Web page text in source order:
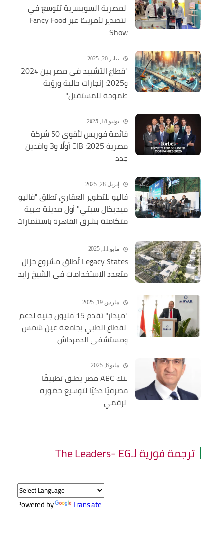
المصرية السويسرية تتوسع في
التصدير لأمريكا عبر Fancy Food
Show
يناير 20, 2025
"قطاع التشييد في مصر بين 2024
و2025: إنجازات حالية ورؤية
طموحة للمستقبل"
يونيو 18, 2025
قائمة فوربس لأقوى 50 شركة
مصرية 2025: CIB أولًا و3 وافدين
جدد
إبريل 28, 2025
فاليو للتطوير العقاري تطلق "فاليو
ميديكال سيتي" أول مدينة طبية
متكاملة بشرق القاهرة باستثمارات
مايو 11, 2025
Legacy States تُطلق مشروع جزال
متعدد الاستخدامات في الشيخ زايد
مارس 19, 2025
"ميدار" تقدم 15 مليون جنيه لدعم
القطاع الطبي بجامعة عين شمس
ومستشفى الدمرداش
مايو 6, 2025
بنك ABC مصر يطلق تطبيقًا
مصرفيًا ذكيًا لتوسيع حضوره
الرقمي
ترجمة فورية لـThe Leaders- EG
Powered by Translate